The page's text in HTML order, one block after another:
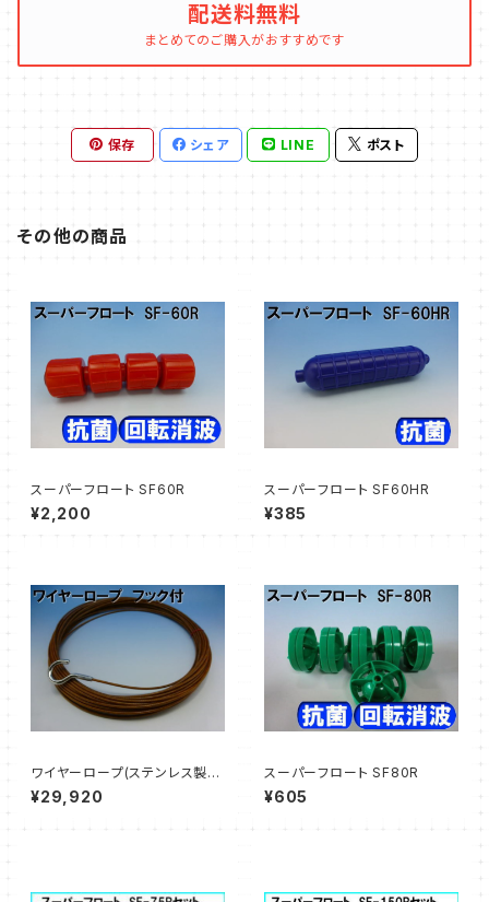
配送料無料
まとめてのご購入がおすすめです
保存 シェア LINE ポスト
その他の商品
スーパーフロート SF60R
¥2,200
スーパーフロート SF60HR
¥385
ワイヤーロープ(ステンレス製)
50ｍ SW-650
¥29,920
スーパーフロート SF80R
¥605